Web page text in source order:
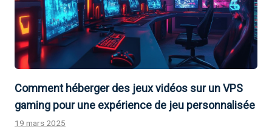
Comment héberger des jeux vidéos sur un VPS
gaming pour une expérience de jeu personnalisée
19 mars 2025